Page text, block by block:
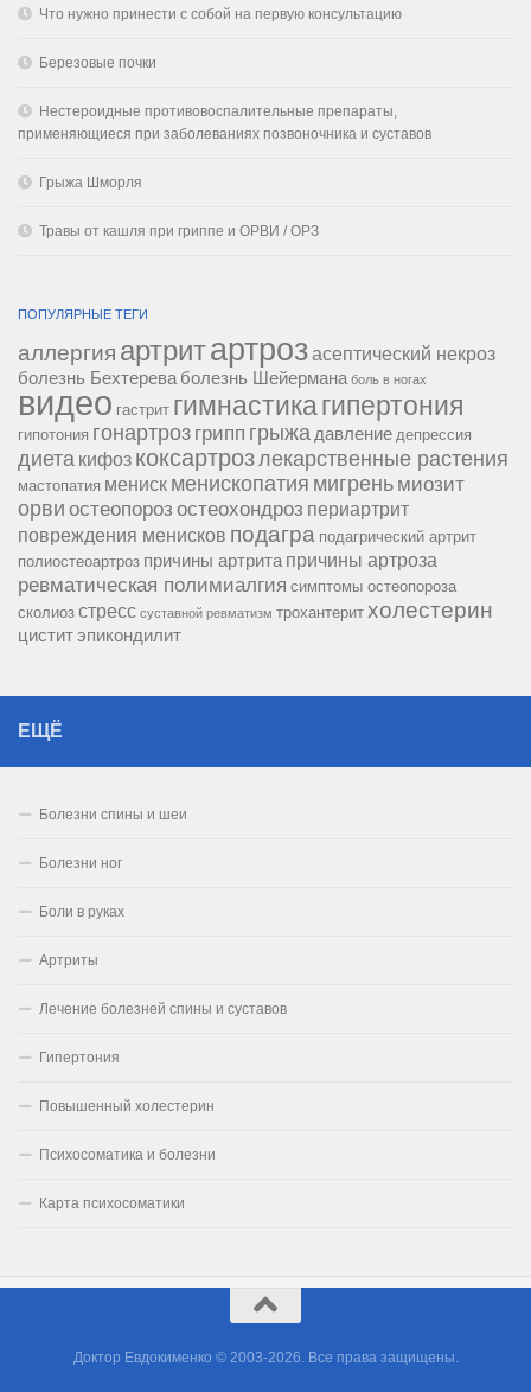
Что нужно принести с собой на первую консультацию
Березовые почки
Нестероидные противовоспалительные препараты,
применяющиеся при заболеваниях позвоночника и суставов
Грыжа Шморля
Травы от кашля при гриппе и ОРВИ / ОРЗ
ПОПУЛЯРНЫЕ ТЕГИ
аллергия артритартрозасептический некроз
болезнь Бехтерева болезнь Шейермана боль в ногах
видео гастрит гимнастикагипертония
гипотония гонартроз грипп грыжа давление депрессия
диета кифоз коксартроз лекарственные растения
мастопатия мениск менископатия мигрень миозит
орви остеопороз остеохондроз периартрит
повреждения менисков подагра подагрический артрит
полиостеоартроз причины артрита причины артроза
ревматическая полимиалгия симптомы остеопороза
сколиоз стресс суставной ревматизм трохантерит холестерин
циститэпикондилит
ЕЩЁ
Болезни спины и шеи
Болезни ног
Боли в руках
Артриты
Лечение болезней спины и суставов
Гипертония
Повышенный холестерин
Психосоматика и болезни
Карта психосоматики
Доктор Евдокименко © 2003-2026. Все права защищены.